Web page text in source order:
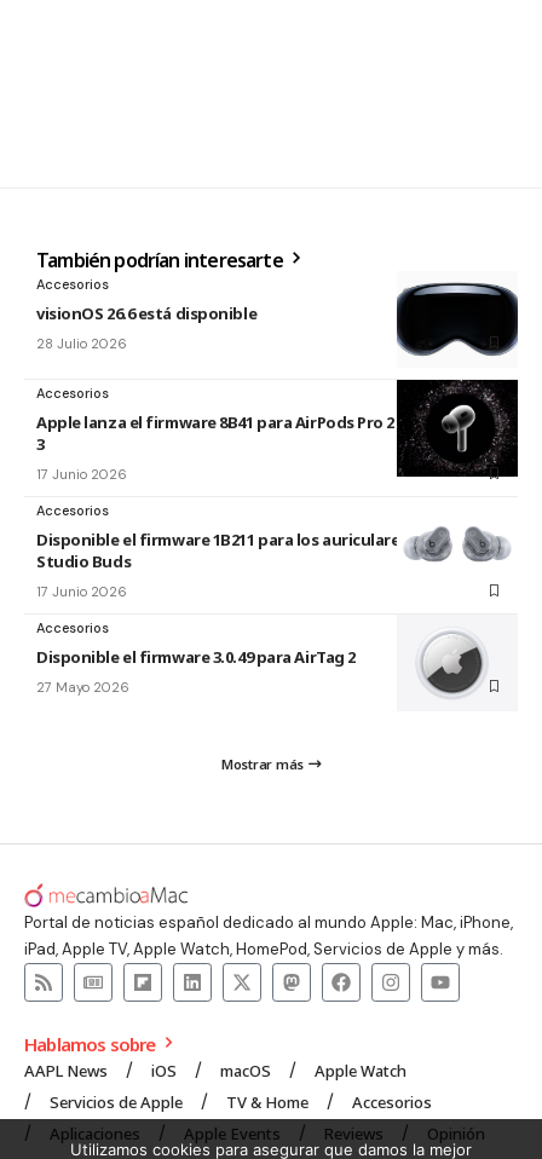
También podrían interesarte
Accesorios
visionOS 26.6 está disponible
28 Julio 2026
Accesorios
Apple lanza el firmware 8B41 para AirPods Pro 2 y AirPods Pro
3
17 Junio 2026
Accesorios
Disponible el firmware 1B211 para los auriculares Beats
Studio Buds
17 Junio 2026
Accesorios
Disponible el firmware 3.0.49 para AirTag 2
27 Mayo 2026
Mostrar más
Portal de noticias español dedicado al mundo Apple: Mac, iPhone,
iPad, Apple TV, Apple Watch, HomePod, Servicios de Apple y más.
Hablamos sobre
AAPL News iOS macOS
Apple Watch
Servicios de Apple
TV & Home
Accesorios
Aplicaciones
Apple Events Reviews Opinión
Utilizamos cookies para asegurar que damos la mejor